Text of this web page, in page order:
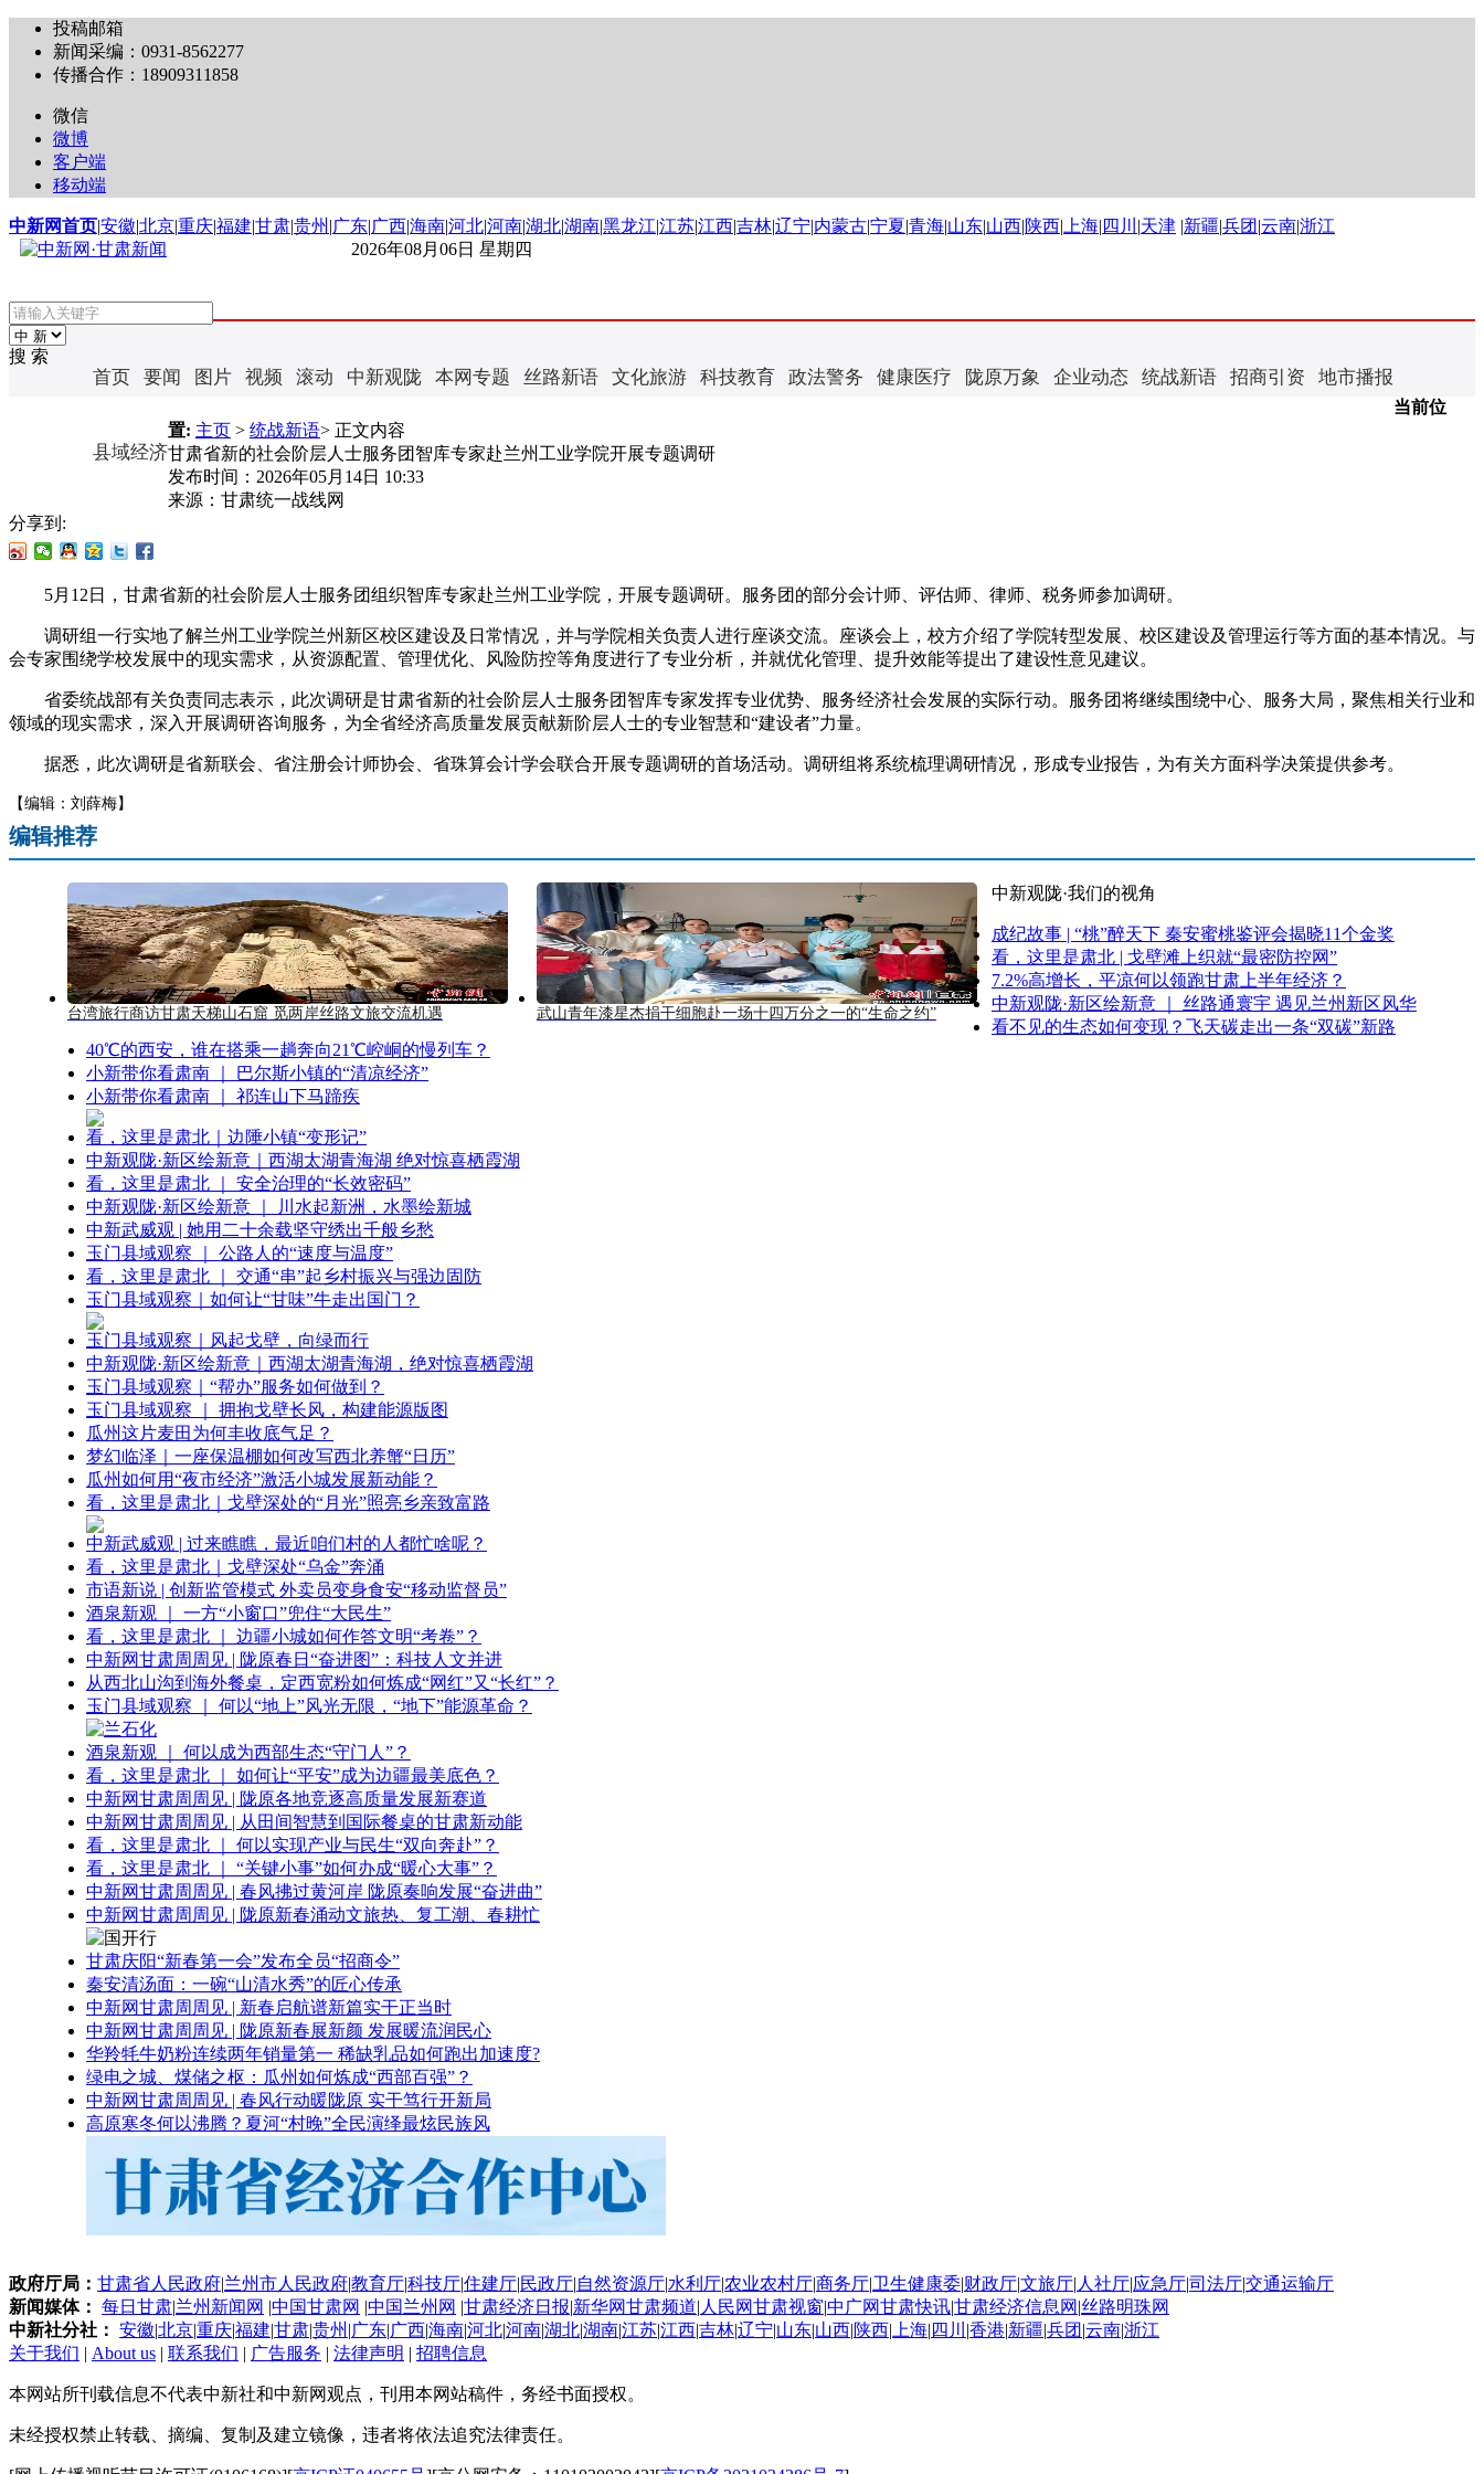
投稿邮箱
新闻采编：0931-8562277
传播合作：18909311858
微信
微博
客户端
移动端
中新网首页|安徽|北京|重庆|福建|甘肃|贵州 |广东|广西|海南|河北|河南|湖北|湖南|黑龙江|江苏|江西|吉林|辽宁|内蒙古|宁夏|青海|山东|山西|陕西| 上海| 四川 |天津 |新疆|兵团 |云南|浙江
2026年08月06日 星期四
搜 索
首页 要闻 图片 视频 滚动 中新观陇 本网专题 丝路新语 文化旅游 科技教育 政法警务 健康医疗 陇原万象 企业动态 统战新语 招商引资 地市播报
县域经济
当前位
置: 主页 > 统战新语> 正文内容
甘肃省新的社会阶层人士服务团智库专家赴兰州工业学院开展专题调研
发布时间： 2026年05月14日 10:33
来源： 甘肃统一战线网
分享到:
5月12日，甘肃省新的社会阶层人士服务团组织智库专家赴兰州工业学院，开展专题调研。服务团的部分会计师、评估师、律师、税务师参加调研。
调研组一行实地了解兰州工业学院兰州新区校区建设及日常情况，并与学院相关负责人进行座谈交流。座谈会上，校方介绍了学院转型发展、校区建设及管理运行等方面的基本情况。与
会专家围绕学校发展中的现实需求，从资源配置、管理优化、风险防控等角度进行了专业分析，并就优化管理、提升效能等提出了建设性意见建议。
省委统战部有关负责同志表示，此次调研是甘肃省新的社会阶层人士服务团智库专家发挥专业优势、服务经济社会发展的实际行动。服务团将继续围绕中心、服务大局，聚焦相关行业和
领域的现实需求，深入开展调研咨询服务，为全省经济高质量发展贡献新阶层人士的专业智慧和“建设者”力量。
据悉，此次调研是省新联会、省注册会计师协会、省珠算会计学会联合开展专题调研的首场活动。调研组将系统梳理调研情况，形成专业报告，为有关方面科学决策提供参考。
【编辑：刘薛梅】
编辑推荐
台湾旅行商访甘肃天梯山石窟 觅两岸丝路文旅交流机遇 武山青年漆星杰捐干细胞赴一场十四万分之一的“生命之约”
中新观陇·我们的视角
成纪故事 | “桃”醉天下 秦安蜜桃鉴评会揭晓11个金奖
看，这里是肃北 | 戈壁滩上织就“最密防控网”
7.2%高增长，平凉何以领跑甘肃上半年经济？
中新观陇·新区绘新意 ｜ 丝路通寰宇 遇见兰州新区风华
看不见的生态如何变现？飞天碳走出一条“双碳”新路
40℃的西安，谁在搭乘一趟奔向21℃崆峒的慢列车？
小新带你看肃南 ｜ 巴尔斯小镇的“清凉经济”
小新带你看肃南 ｜ 祁连山下马蹄疾
看，这里是肃北｜边陲小镇“变形记”
中新观陇·新区绘新意｜西湖太湖青海湖 绝对惊喜栖霞湖
看，这里是肃北 ｜ 安全治理的“长效密码”
中新观陇·新区绘新意 ｜ 川水起新洲，水墨绘新城
中新武威观 | 她用二十余载坚守绣出千般乡愁
玉门县域观察 ｜ 公路人的“速度与温度”
看，这里是肃北 ｜ 交通“串”起乡村振兴与强边固防
玉门县域观察｜如何让“甘味”牛走出国门？
玉门县域观察｜风起戈壁，向绿而行
中新观陇·新区绘新意｜西湖太湖青海湖，绝对惊喜栖霞湖
玉门县域观察｜“帮办”服务如何做到？
玉门县域观察 ｜ 拥抱戈壁长风，构建能源版图
瓜州这片麦田为何丰收底气足？
梦幻临泽｜一座保温棚如何改写西北养蟹“日历”
瓜州如何用“夜市经济”激活小城发展新动能？
看，这里是肃北｜戈壁深处的“月光”照亮乡亲致富路
中新武威观 | 过来瞧瞧，最近咱们村的人都忙啥呢？
看，这里是肃北｜戈壁深处“乌金”奔涌
市语新说 | 创新监管模式 外卖员变身食安“移动监督员”
酒泉新观 ｜ 一方“小窗口”兜住“大民生”
看，这里是肃北 ｜ 边疆小城如何作答文明“考卷”？
中新网甘肃周周见 | 陇原春日“奋进图”：科技人文并进
从西北山沟到海外餐桌，定西宽粉如何炼成“网红”又“长红”？
玉门县域观察 ｜ 何以“地上”风光无限，“地下”能源革命？
酒泉新观 ｜ 何以成为西部生态“守门人”？
看，这里是肃北 ｜ 如何让“平安”成为边疆最美底色？
中新网甘肃周周见 | 陇原各地竞逐高质量发展新赛道
中新网甘肃周周见 | 从田间智慧到国际餐桌的甘肃新动能
看，这里是肃北 ｜ 何以实现产业与民生“双向奔赴”？
看，这里是肃北 ｜ “关键小事”如何办成“暖心大事”？
中新网甘肃周周见 | 春风拂过黄河岸 陇原奏响发展“奋进曲”
中新网甘肃周周见 | 陇原新春涌动文旅热、复工潮、春耕忙
甘肃庆阳“新春第一会”发布全员“招商令”
秦安清汤面：一碗“山清水秀”的匠心传承
中新网甘肃周周见 | 新春启航谱新篇实干正当时
中新网甘肃周周见 | 陇原新春展新颜 发展暖流润民心
华羚牦牛奶粉连续两年销量第一 稀缺乳品如何跑出加速度?
绿电之城、煤储之枢：瓜州如何炼成“西部百强”？
中新网甘肃周周见 | 春风行动暖陇原 实干笃行开新局
高原寒冬何以沸腾？夏河“村晚”全民演绎最炫民族风
政府厅局： 甘肃省人民政府|兰州市人民政府|教育厅|科技厅|住建厅|民政厅|自然资源厅|水利厅|农业农村厅|商务厅|卫生健康委|财政厅|文旅厅| 人社厅|应急厅|司法厅|交通运输厅
新闻媒体： 每日甘肃|兰州新闻网 |中国甘肃网 |中国兰州网 |甘肃经济日报|新华网甘肃频道| 人民网甘肃视窗|中广网甘肃快讯|甘肃经济信息网 |丝路明珠网
中新社分社： 安徽|北京|重庆|福建|甘肃|贵州 |广东|广西|海南|河北|河南|湖北|湖南|江苏|江西|吉林|辽宁|山东|山西|陕西| 上海| 四川 |香港|新疆|兵团 |云南|浙江
关于我们 | About us | 联系我们 | 广告服务 | 法律声明 | 招聘信息
本网站所刊载信息不代表中新社和中新网观点，刊用本网站稿件，务经书面授权。
未经授权禁止转载、摘编、复制及建立镜像，违者将依法追究法律责任。